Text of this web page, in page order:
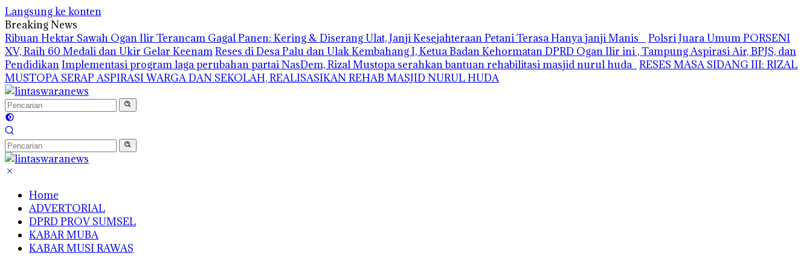
Langsung ke konten
Breaking News
Ribuan Hektar Sawah Ogan Ilir Terancam Gagal Panen: Kering & Diserang Ulat, Janji Kesejahteraan Petani Terasa Hanya janji Manis
Polsri Juara Umum PORSENI
XV, Raih 60 Medali dan Ukir Gelar KeenamReses di Desa Palu dan Ulak Kembahang I, Ketua Badan Kehormatan DPRD Ogan Ilir ini , Tampung Aspirasi Air, BPJS, dan
PendidikanImplementasi program laga perubahan partai NasDem, Rizal Mustopa serahkan bantuan rehabilitasi masjid nurul huda RESES MASA SIDANG III: RIZAL
MUSTOPA SERAP ASPIRASI WARGA DAN SEKOLAH, REALISASIKAN REHAB MASJID NURUL HUDA
Home
ADVERTORIAL
DPRD PROV SUMSEL
KABAR MUBA
KABAR MUSI RAWAS